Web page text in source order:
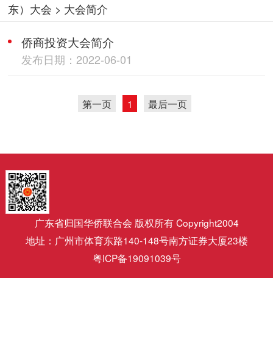
东）大会 > 大会简介
侨商投资大会简介
发布日期：2022-06-01
第一页 1 最后一页
广东省归国华侨联合会 版权所有 Copyright2004
地址：广州市体育东路140-148号南方证券大厦23楼
粤ICP备19091039号